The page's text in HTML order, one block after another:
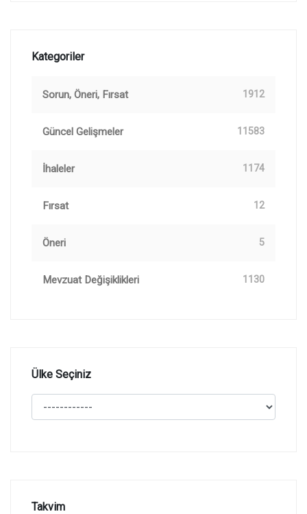
Kategoriler
Sorun, Öneri, Fırsat 1912
Güncel Gelişmeler 11583
İhaleler 1174
Fırsat 12
Öneri 5
Mevzuat Değişiklikleri 1130
Ülke Seçiniz
Takvim